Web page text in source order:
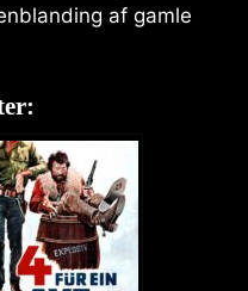
af gamle